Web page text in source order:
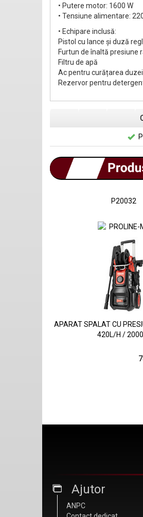
• Putere motor: 1600 W
• Tensiune alimentare:
• Echipare inclusă:
Pistol cu lance și duză
Furtun de înaltă presiune
Filtru de apă
Ac pentru curățarea duzei
Rezervor pentru
P20032
APARAT SPALAT CU
420L/H /
Ajutor
ANPC